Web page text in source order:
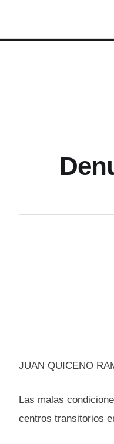
JUAN QUICENO
Las malas
centros transitorios